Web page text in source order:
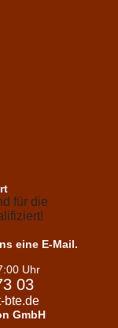
eine E-Mail.
Uhr
03
bte.de
GmbH